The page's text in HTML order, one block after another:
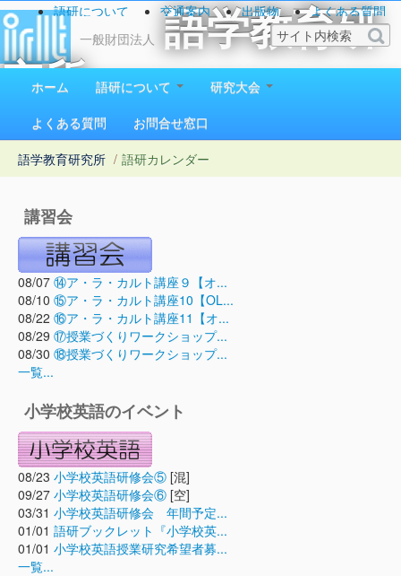
一般財団法人
語学教育研
究所
1923（大正12）年創立
語研について 交通案内 出版物
よくある質問
お問い合わせ
ホーム 語研について
研究大会
よくある質問
お問合せ窓口
語学教育研究所 / 語研カレンダー
講習会
08/07 ⑭ア・ラ・カルト講座９【オ...
08/10 ⑮ア・ラ・カルト講座10【OL...
08/22 ⑯ア・ラ・カルト講座11【オ...
08/29 ⑰授業づくりワークショップ...
08/30 ⑱授業づくりワークショップ...
一覧...
小学校英語のイベント
08/23 小学校英語研修会⑤ [混]
09/27 小学校英語研修会⑥ [空]
03/31 小学校英語研修会 年間予定...
01/01 語研ブックレット『小学校英...
01/01 小学校英語授業研究希望者募...
一覧...